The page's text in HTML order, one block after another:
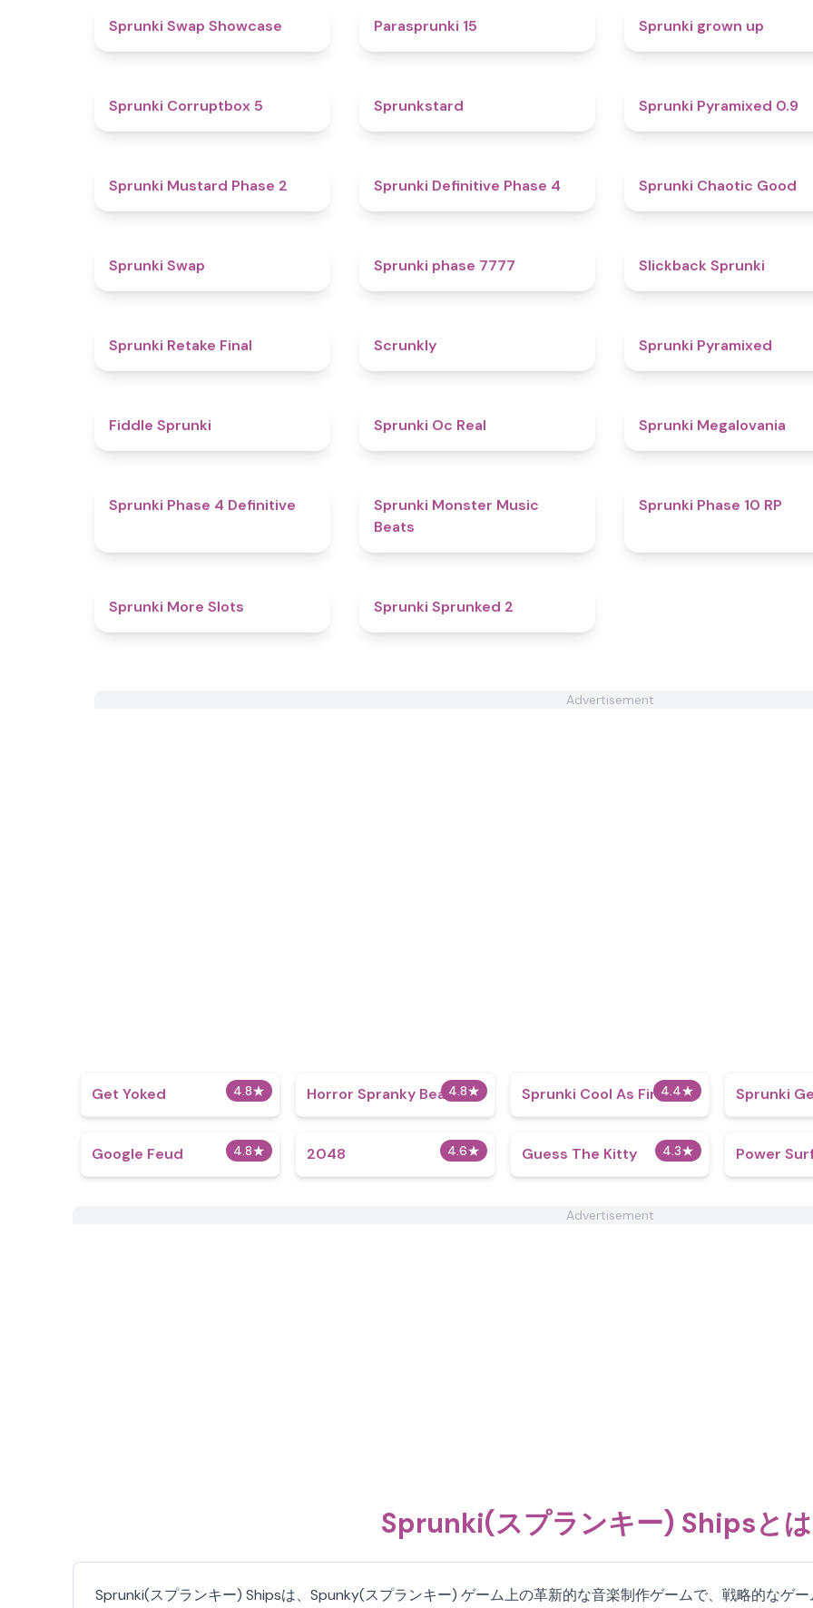
Sprunki Swap Showcase Parasprunki 15 Sprunki grown up
Sprunki Corruptbox 5 Sprunkstard Sprunki Pyramixed 0.9
Sprunki Mustard Phase 2 Sprunki Definitive Phase 4 Sprunki Chaotic Good
Sprunki Swap Sprunki phase 7777 Slickback Sprunki
Sprunki Retake Final Scrunkly Sprunki Pyramixed
Fiddle Sprunki Sprunki Oc Real Sprunki Megalovania
Sprunki Phase 4 Definitive
Sprunki Monster Music
Beats
Sprunki Phase 10 RP
Sprunki More Slots Sprunki Sprunked 2
Advertisement
4.8★
Get Yoked 4.8★
Horror Spranky Beats 4.4★
Sprunki Cool As Fire Sprunki
4.8★
Google Feud 4.6★
2048 4.3★
Guess The Kitty Power
Advertisement
Sprunki(スプランキー) Shipsと
Sprunki(スプランキー) Shipsは、Spunky(スプランキー) ゲーム上の革新的な音楽制作ゲームで、戦略的なゲ